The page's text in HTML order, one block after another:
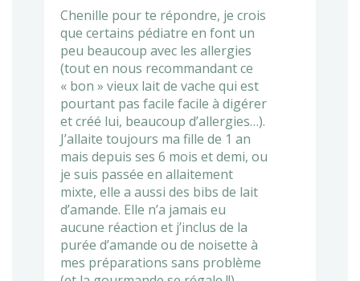
Chenille pour te répondre, je crois
que certains pédiatre en font un
peu beaucoup avec les allergies
(tout en nous recommandant ce
« bon » vieux lait de vache qui est
pourtant pas facile facile à digérer
et créé lui, beaucoup d’allergies…).
J’allaite toujours ma fille de 1 an
mais depuis ses 6 mois et demi, ou
je suis passée en allaitement
mixte, elle a aussi des bibs de lait
d’amande. Elle n’a jamais eu
aucune réaction et j’inclus de la
purée d’amande ou de noisette à
mes préparations sans problème